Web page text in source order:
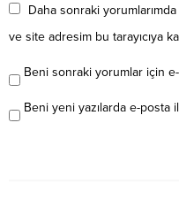
Daha sonraki
ve site adresim bu tarayıcıya
Beni sonraki yorumlar için
Beni yeni yazılarda e-posta